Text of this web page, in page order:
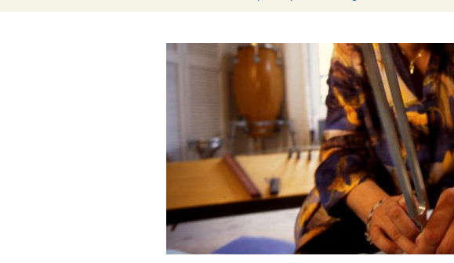
La ChronobiologieLes praticiens